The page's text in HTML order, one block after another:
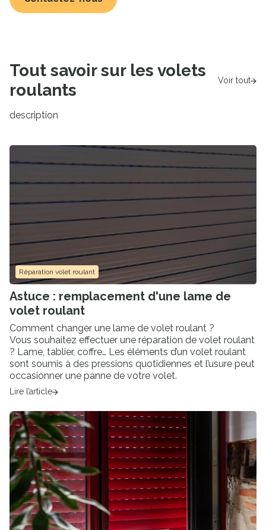
Tout savoir sur les volets
roulants
Voir tout
description
Réparation volet roulant
Astuce : remplacement d'une lame de
volet roulant
Comment changer une lame de volet roulant ?
Vous souhaitez effectuer une réparation de volet roulant
? Lame, tablier, coffre… Les éléments d’un volet roulant
sont soumis à des pressions quotidiennes et l’usure peut
occasionner une panne de votre volet.
Lire l’article